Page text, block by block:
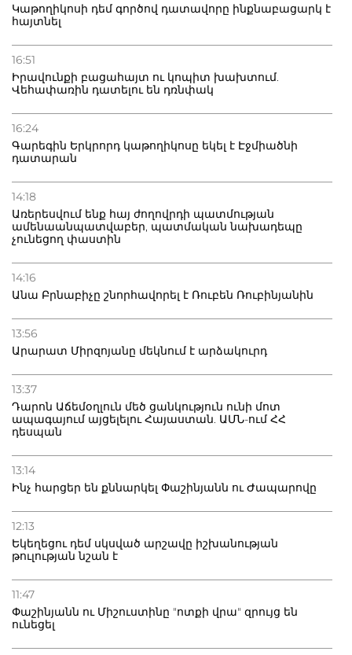
Կաթողիկոսի դեմ գործով դատավորը ինքնաբացարկ է
հայտնել
16:51
Իրավունքի բացահայտ ու կոպիտ խախտում.
Վեհափառին դատելու են դռնփակ
16:24
Գարեգին Երկրորդ կաթողիկոսը եկել է Էջմիածնի
դատարան
14:18
Առերեսվում ենք հայ ժողովրդի պատմության
ամենաանպատվաբեր, պատմական նախադեպը
չունեցող փաստին
14:16
Անա Բրնաբիչը շնորհավորել է Ռուբեն Ռուբինյանին
13:56
Արարատ Միրզոյանը մեկնում է արձակուրդ
13:37
Դարոն Աճեմօղլուն մեծ ցանկություն ունի մոտ
ապագայում այցելելու Հայաստան. ԱՄՆ-ում ՀՀ
դեսպան
13:14
Ինչ հարցեր են քննարկել Փաշինյանն ու Ժապարովը
12:13
Եկեղեցու դեմ սկսված արշավը իշխանության
թուլության նշան է
11:47
Փաշինյանն ու Միշուստինը "ոտքի վրա" զրույց են
ունեցել